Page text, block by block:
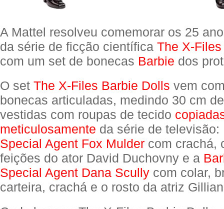
A Mattel resolveu comemorar os 25
da série de ficção científica The X-
com um set de bonecas Barbie dos
O set The X-Files Barbie Dolls vem
bonecas articuladas, medindo 30 cm
vestidas com roupas de tecido
meticulosamente da série de televisão:
Special Agent Fox Mulder com crachá,
feições do ator David Duchovny e a
Special Agent Dana Scully com colar,
carteira, crachá e o rosto da atriz